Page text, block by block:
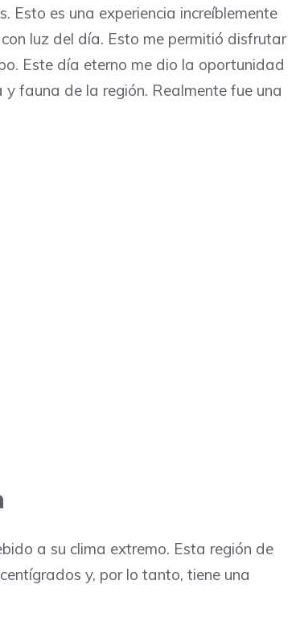
Esto es una experiencia increíblemente
luz del día. Esto me permitió disfrutar
Este día eterno me dio la oportunidad
fauna de la región. Realmente fue una
a su clima extremo. Esta región de
y, por lo tanto, tiene una